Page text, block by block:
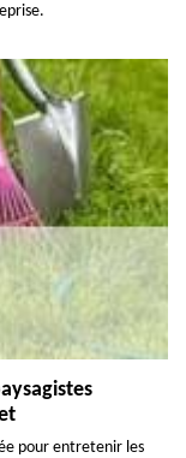
pour entretenir les